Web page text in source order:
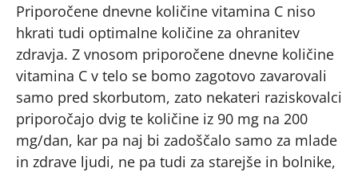
Priporočene dnevne količine vitamina C niso
hkrati tudi optimalne količine za ohranitev
zdravja. Z vnosom priporočene dnevne količine
vitamina C v telo se bomo zagotovo zavarovali
samo pred skorbutom, zato nekateri raziskovalci
priporočajo dvig te količine iz 90 mg na 200
mg/dan, kar pa naj bi zadoščalo samo za mlade
in zdrave ljudi, ne pa tudi za starejše in bolnike,